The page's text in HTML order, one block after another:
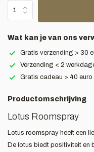
Wat kan je van ons
Gratis verzending > 30
Verzending < 2
Gratis cadeau > 40 euro
Productomschrijving
Lotus Roomspray
Lotus roomspray heeft een
De lotus biedt positiviteit en